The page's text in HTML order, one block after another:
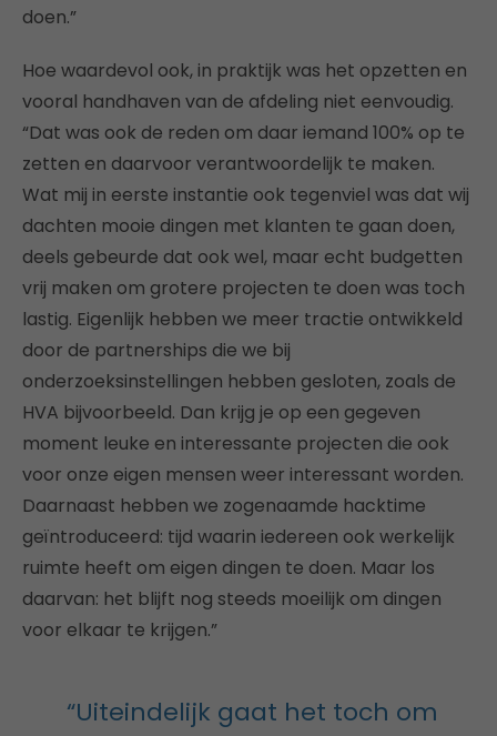
doen.”
Hoe waardevol ook, in praktijk was het opzetten en
vooral handhaven van de afdeling niet eenvoudig.
“Dat was ook de reden om daar iemand 100% op te
zetten en daarvoor verantwoordelijk te maken.
Wat mij in eerste instantie ook tegenviel was dat wij
dachten mooie dingen met klanten te gaan doen,
deels gebeurde dat ook wel, maar echt budgetten
vrij maken om grotere projecten te doen was toch
lastig. Eigenlijk hebben we meer tractie ontwikkeld
door de partnerships die we bij
onderzoeksinstellingen hebben gesloten, zoals de
HVA bijvoorbeeld. Dan krijg je op een gegeven
moment leuke en interessante projecten die ook
voor onze eigen mensen weer interessant worden.
Daarnaast hebben we zogenaamde hacktime
geïntroduceerd: tijd waarin iedereen ook werkelijk
ruimte heeft om eigen dingen te doen. Maar los
daarvan: het blijft nog steeds moeilijk om dingen
voor elkaar te krijgen.”
“Uiteindelijk gaat het toch om